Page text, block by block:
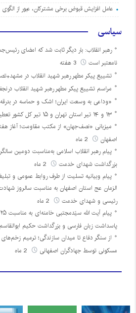
عامل افزایش قبوض برخی مشترکان، عبور از
سیاسی
رهبر انقلاب: بار دیگر ثابت شد که امضای
نامعتبر است
3 هفته
تشییع پیکر مطهر رهبر شهید انقلاب در
مراسم تشییع پیکر مطهر رهبر شهید انقلاب
«وداعی به وسعت ایران؛ اشک و حماسه در
۱۳ و ۱۴ تیر استان تهران و ۱۵ تیر کل کشور تعطیل است
میزبانی «نصف‌جهان» از مکتب مقاومت؛ آغاز
اصفهان
پیام رهبر انقلاب اسلامی به‌مناسبت دومین
بزرگداشت شهدای خدمت
پیام وبیانیه تسلیت از طرف روابط عمومی و
الزمان عج استان اصفهان به مناسبت سالروز
رئیسی و شهدای خدمت
پاسداشت زبان فارسی و بزرگداشت حکیم
مسکونی توسط جهادگران اصفهانی